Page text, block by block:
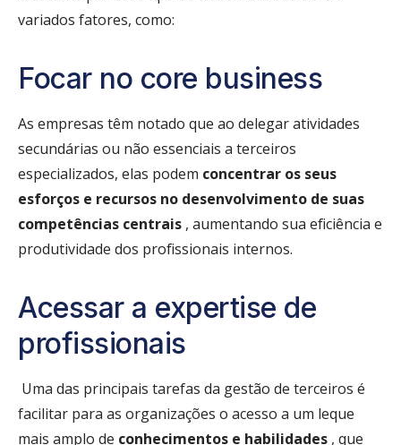
variados fatores, como:
Focar no core business
As empresas têm notado que ao delegar atividades
secundárias ou não essenciais a terceiros
especializados, elas podem concentrar os seus
esforços e recursos no desenvolvimento de suas
competências centrais , aumentando sua eficiência e
produtividade dos profissionais internos.
Acessar a expertise de
profissionais
Uma das principais tarefas da gestão de terceiros é
facilitar para as organizações o acesso a um leque
mais amplo de conhecimentos e habilidades , que